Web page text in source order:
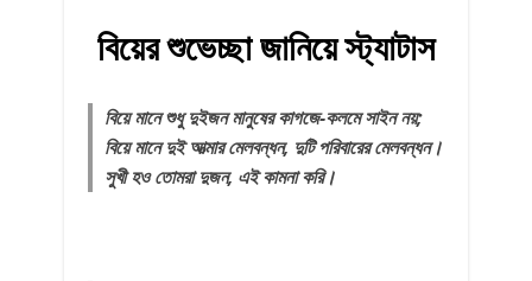
বিয়ের শুভেচ্ছা জানিয়ে স্ট্যাটাস
বিয়ে মানে শুধু দুইজন মানুষের কাগজে-কলমে সাইন নয়;
বিয়ে মানে দুই আত্মার মেলবন্ধন, দুটি পরিবারের মেলবন্ধন।
সুখী হও তোমরা দুজন, এই কামনা করি।